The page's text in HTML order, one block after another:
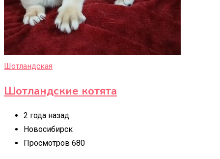
Шотландская
Шотландские котята
2 года назад
Новосибирск
Просмотров 680